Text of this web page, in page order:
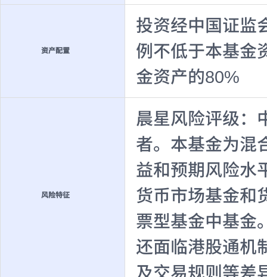
资产配置
投资经中国证监
例不低于本基金
金资产的80%
风险特征
晨星风险评级：
者。本基金为混
益和预期风险水
货币市场基金和
票型基金中基金
还面临港股通机
及交易规则等差